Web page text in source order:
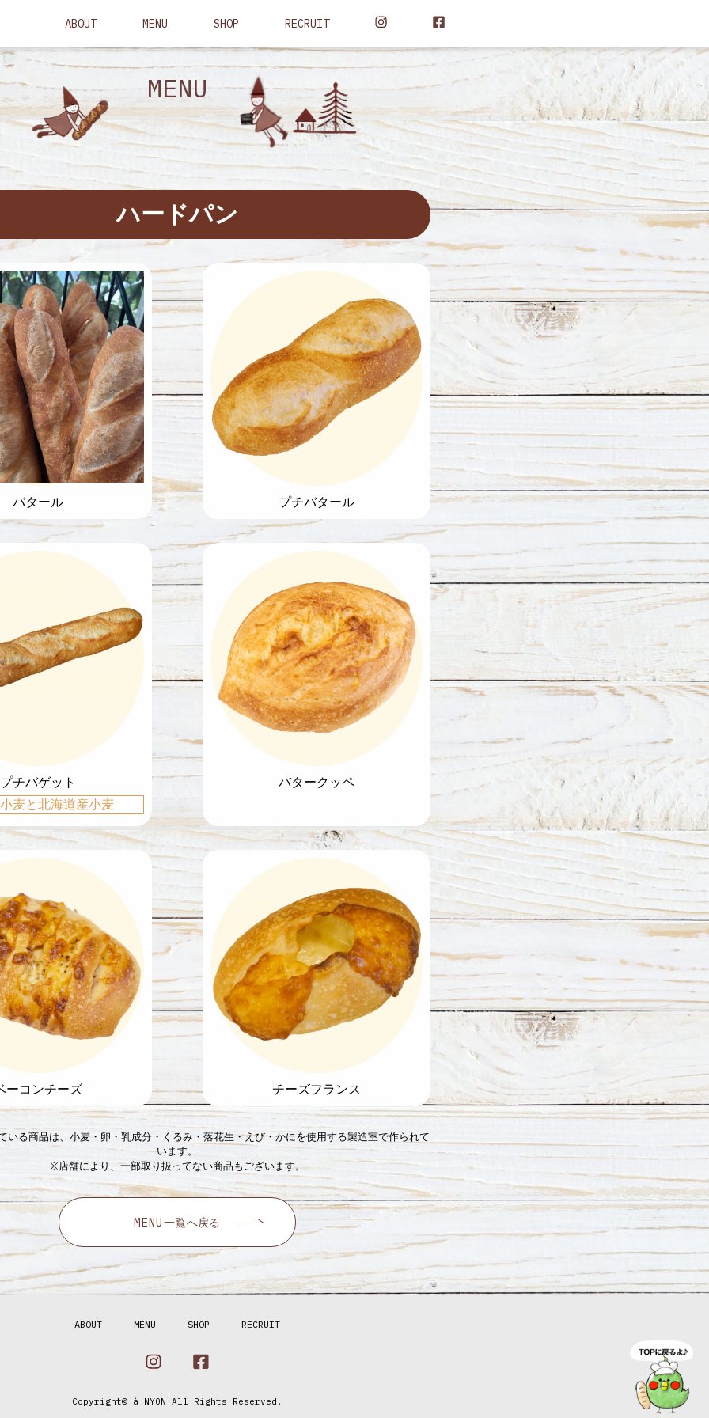
ABOUT MENU SHOP RECRUIT
MENU
ハードパン
バタール プチバタール
プチバゲット
麦と北海道産小麦
バタークッペ
ーコンチーズ チーズフランス
る商品は、小麦・卵・乳成分・くるみ・落花生・えび・かにを使用する製造室で作られて
います。
※店舗により、一部取り扱ってない商品もございます。
MENU一覧へ戻る
ABOUT MENU SHOP RECRUIT
Copyright© à NYON All Rights Reserved.